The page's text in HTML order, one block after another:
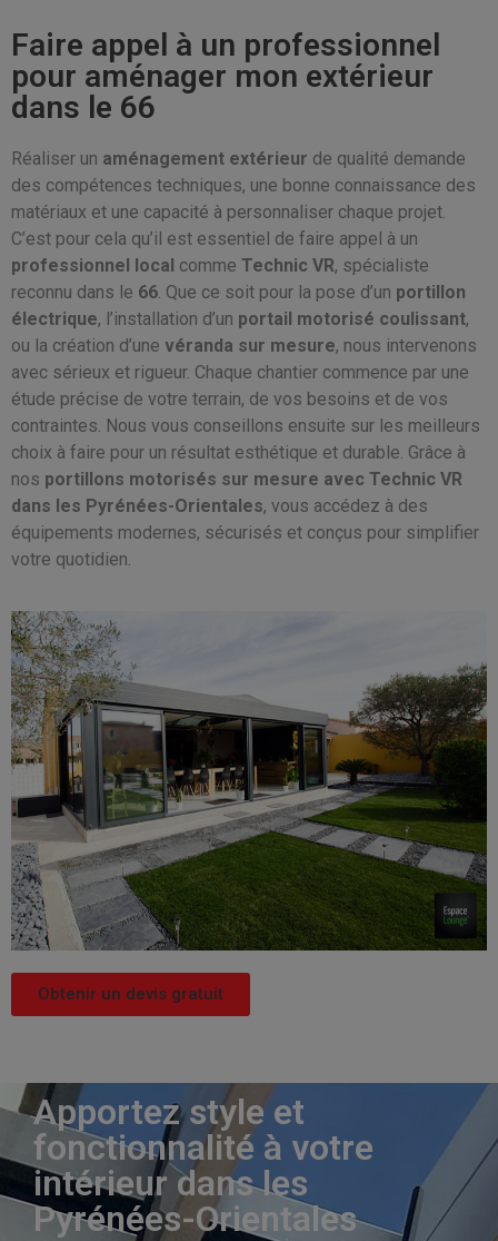
Faire appel à un professionnel
pour aménager mon extérieur
dans le 66
Réaliser un aménagement extérieur de qualité demande
des compétences techniques, une bonne connaissance des
matériaux et une capacité à personnaliser chaque projet.
C’est pour cela qu’il est essentiel de faire appel à un
professionnel local comme Technic VR, spécialiste
reconnu dans le 66 . Que ce soit pour la pose d’un portillon
électrique, l’installation d’un portail motorisé coulissant,
ou la création d’une véranda sur mesure, nous intervenons
avec sérieux et rigueur. Chaque chantier commence par une
étude précise de votre terrain, de vos besoins et de vos
contraintes. Nous vous conseillons ensuite sur les meilleurs
choix à faire pour un résultat esthétique et durable. Grâce à
nos portillons motorisés sur mesure avec Technic VR
dans les Pyrénées-Orientales, vous accédez à des
équipements modernes, sécurisés et conçus pour simplifier
votre quotidien.
Obtenir un devis gratuit
Apportez style et
fonctionnalité à votre
intérieur dans les
Pyrénées-Orientales